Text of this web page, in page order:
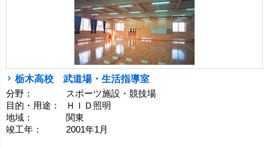
栃木高校 武道場・生活指導室
分野：
スポーツ施設・競技場
目的・用途：
ＨＩＤ照明
地域：
関東
竣工年：
2001年1月